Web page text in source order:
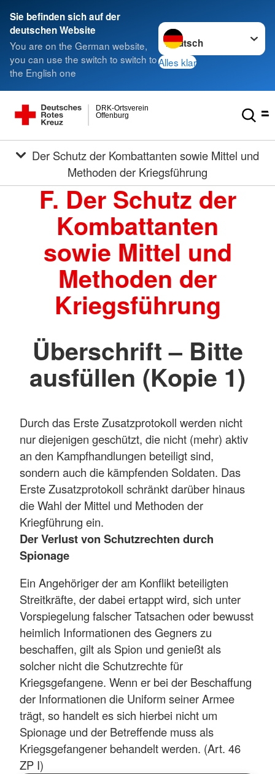
Sie befinden sich auf der
deutschen Website
You are on the German website,
you can use the switch to switch to
the English one
Sprache wechseln zu
Alles klar
Offenburg
DRK-Ortsverein
Methoden der Kriegsführung
F. Der Schutz der
Kombattanten
sowie Mittel und
Methoden der
Kriegsführung
Überschrift – Bitte
ausfüllen (Kopie 1)
Durch das Erste Zusatzprotokoll werden nicht
nur diejenigen geschützt, die nicht (mehr) aktiv
an den Kampfhandlungen beteiligt sind,
sondern auch die kämpfenden Soldaten. Das
Erste Zusatzprotokoll schränkt darüber hinaus
die Wahl der Mittel und Methoden der
Kriegführung ein.
Der Verlust von Schutzrechten durch
Spionage
Ein Angehöriger der am Konflikt beteiligten
Streitkräfte, der dabei ertappt wird, sich unter
Vorspiegelung falscher Tatsachen oder bewusst
heimlich Informationen des Gegners zu
beschaffen, gilt als Spion und genießt als
solcher nicht die Schutzrechte für
Kriegsgefangene. Wenn er bei der Beschaffung
der Informationen die Uniform seiner Armee
trägt, so handelt es sich hierbei nicht um
Spionage und der Betreffende muss als
Kriegsgefangener behandelt werden. (Art. 46
ZP I)